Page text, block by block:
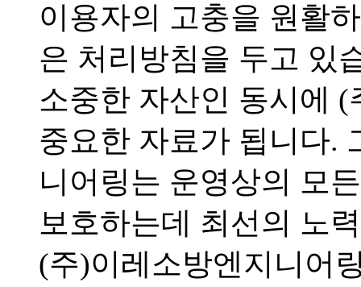
이용자의 고충을 원활
은 처리방침을 두고 있
소중한 자산인 동시에
중요한 자료가 됩니다.
니어링는 운영상의 모
보호하는데 최선의 노
(주)이레소방엔지니어